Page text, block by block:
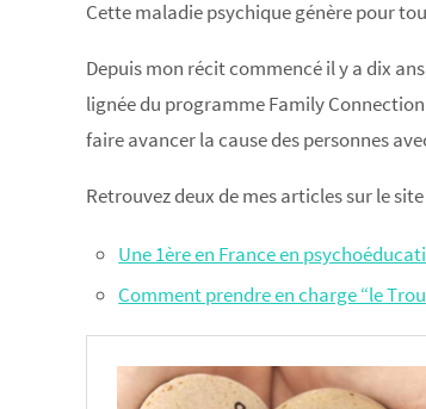
Cette maladie psychique génère pour
Depuis mon récit commencé il y a dix
lignée du programme Family
faire avancer la cause des personnes
Retrouvez deux de mes articles sur le
Une 1ère en France en
Comment prendre en charge “le